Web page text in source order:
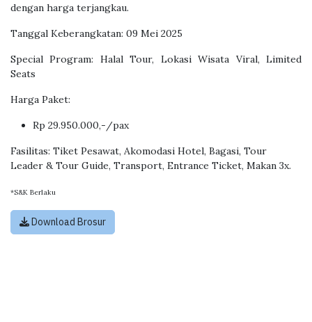
dengan harga terjangkau.
Tanggal Keberangkatan: 09 Mei 2025
Special Program: Halal Tour, Lokasi Wisata Viral, Limited
Seats
Harga Paket:
Rp 29.950.000,-/pax
Fasilitas: Tiket Pesawat, Akomodasi Hotel, Bagasi, Tour
Leader & Tour Guide, Transport, Entrance Ticket, Makan 3x.
*S&K Berlaku
Download Brosur